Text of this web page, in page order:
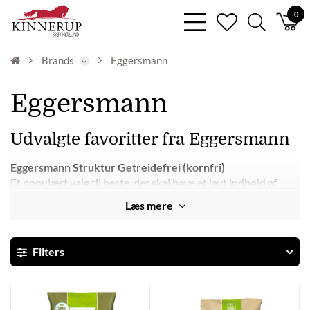
0
bars
light
heart
search
light
Brands Eggersmann
Eggersmann
Udvalgte favoritter fra Eggersmann
Eggersmann Struktur Getreidefrei (kornfri)
Et populært valg til heste, der skal have et lavt indhold af
stofskifteproblemer eller som supplement til højt fiberindtag.
Eggersmann Müsli
En velsmagende og energirig müsli-blanding med fokus på
sund fordøjelse. Velegnet til aktive heste, der har brug for
• Eggersmann EMH Senior Müsli
Læs mere
Filters